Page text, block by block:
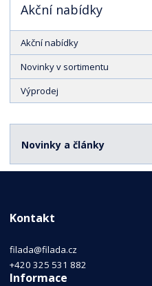
Akční nabídky
Akční nabídky
Novinky v sortimentu
Výprodej
Novinky a články
Kontakt
filada@filada.cz
+420 325 531 882
Informace